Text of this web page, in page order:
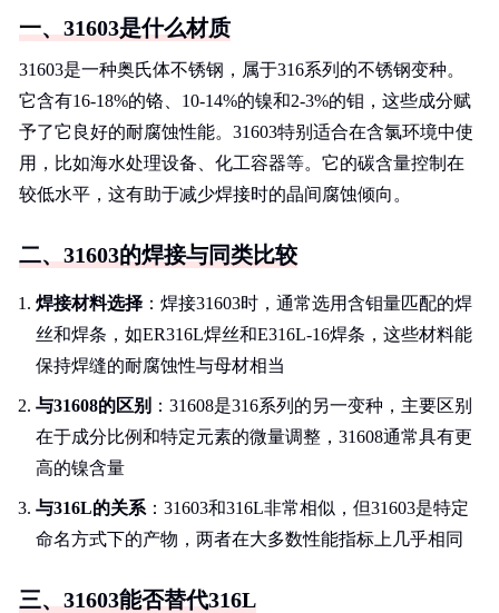
一、31603是什么材质
31603是一种奥氏体不锈钢，属于316系列的不锈钢变种。
它含有16-18%的铬、10-14%的镍和2-3%的钼，这些成分赋
予了它良好的耐腐蚀性能。31603特别适合在含氯环境中使
用，比如海水处理设备、化工容器等。它的碳含量控制在
较低水平，这有助于减少焊接时的晶间腐蚀倾向。
二、31603的焊接与同类比较
焊接材料选择 ：焊接31603时，通常选用含钼量匹配的焊
丝和焊条，如ER316L焊丝和E316L-16焊条，这些材料能
保持焊缝的耐腐蚀性与母材相当
与31608的区别 ：31608是316系列的另一变种，主要区别
在于成分比例和特定元素的微量调整，31608通常具有更
高的镍含量
与316L的关系 ：31603和316L非常相似，但31603是特定
命名方式下的产物，两者在大多数性能指标上几乎相同
三、31603能否替代316L